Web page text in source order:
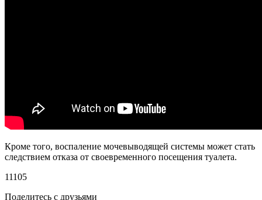
Кроме того, воспаление мочевыводящей системы может стать
следствием отказа от своевременного посещения туалета.
11105
Поделитесь с друзьями